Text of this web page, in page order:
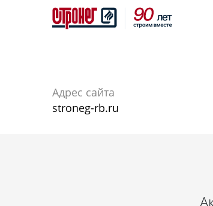
Адрес сайта
stroneg-rb.ru